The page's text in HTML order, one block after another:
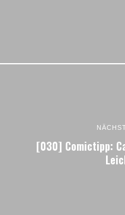
[030] Comictipp: